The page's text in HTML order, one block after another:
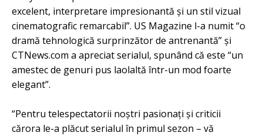
excelent, interpretare impresionantă şi un stil vizual
cinematografic remarcabil”. US Magazine l-a numit “o
dramă tehnologică surprinzător de antrenantă” şi
CTNews.com a apreciat serialul, spunând că este “un
amestec de genuri pus laolaltă într-un mod foarte
elegant”.
“Pentru telespectatorii noştri pasionaţi şi criticii
cărora le-a plăcut serialul în primul sezon – vă